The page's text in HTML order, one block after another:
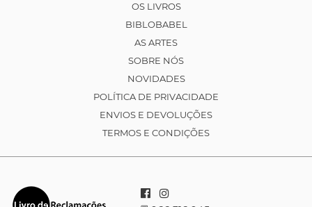
OS LIVROS
BIBLOBABEL
AS ARTES
SOBRE NÓS
NOVIDADES
POLÍTICA DE PRIVACIDADE
ENVIOS E DEVOLUÇÕES
TERMOS E CONDIÇÕES